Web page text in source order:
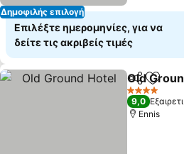
Δημοφιλής επιλογή
Επιλέξτε ημερομηνίες, για να
δείτε τις ακριβείς τιμές
Old
4 Αστέρια
9,0
Ennis